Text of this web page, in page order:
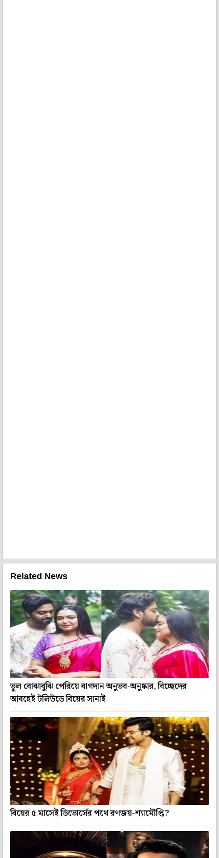
Related News
ভুল বোঝাবুঝি পেরিয়ে বাগদান অনুভব-অনুষ্কার, বিচ্ছেদের
আবহেই টলিউডে বিয়ের সানাই
বিয়ের ৫ মাসেই ডিভোর্সের পথে রণজয়-শ্যামৌপ্তি?